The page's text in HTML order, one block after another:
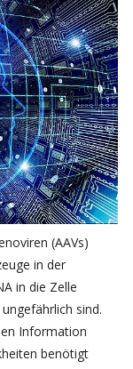
(AAVs)
in der
in die Zelle
sind.
Information
benötigt